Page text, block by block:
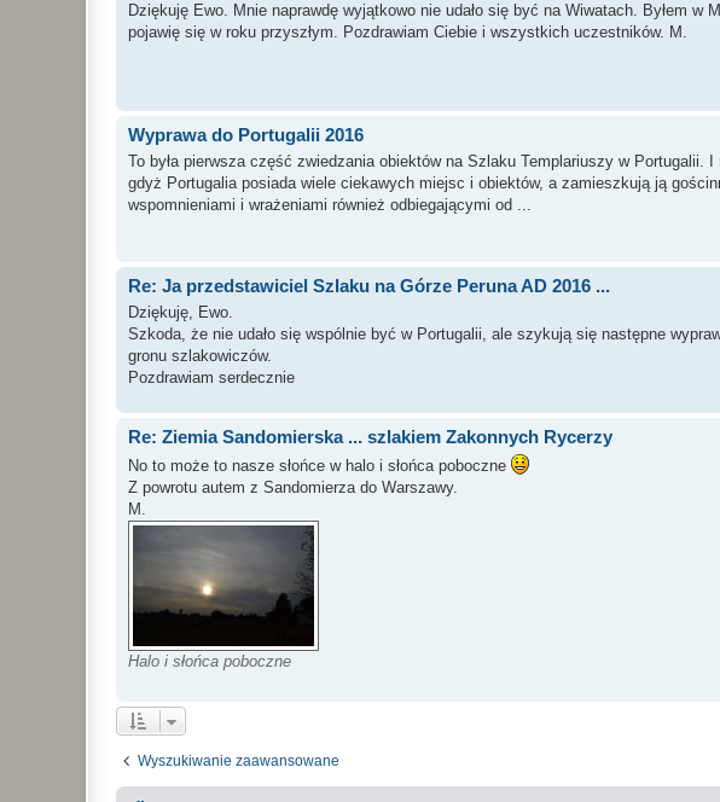
Dziękuję Ewo. Mnie naprawdę wyjątkowo nie udało się być na Wiwatach. Byłem w
pojawię się w roku przyszłym. Pozdrawiam Ciebie i wszystkich uczestników. M.
Wyprawa do Portugalii 2016
To była pierwsza część zwiedzania obiektów na Szlaku Templariuszy w Portugalii.
gdyż Portugalia posiada wiele ciekawych miejsc i obiektów, a zamieszkują ją
wspomnieniami i wrażeniami również odbiegającymi od ...
Re: Ja przedstawiciel Szlaku na Górze Peruna AD 2016 ...
Dziękuję, Ewo.
Szkoda, że nie udało się wspólnie być w Portugalii, ale szykują się następne
gronu szlakowiczów.
Pozdrawiam serdecznie
Re: Ziemia Sandomierska ... szlakiem Zakonnych Rycerzy
No to może to nasze słońce w halo i słońca poboczne
Z powrotu autem z Sandomierza do Warszawy.
M.
Halo i słońca poboczne
Wyszukiwanie zaawansowane